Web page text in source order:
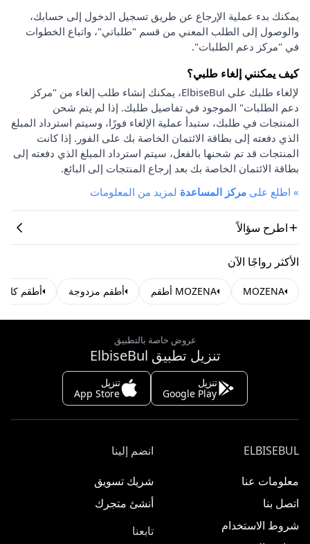
يمكنك بدء عملية الإرجاع عن طريق تسجيل الدخول إلى حسابك،
والوصول إلى الطلب المعني من قسم "طلباتي"، واتباع الخطوات
في "مركز دعم الطلبات".
كيف يمكنني إلغاء طلبي؟
لإلغاء طلبك على ElbiseBul، يمكنك إنشاء طلب إلغاء من "مركز
دعم الطلبات" الموجود في تفاصيل طلبك. إذا لم يتم شحن
المنتجات في طلبك، ستبدأ عملية الإلغاء فورًا، وسيتم استرداد المبلغ
الذي دفعته إلى بطاقة الائتمان الخاصة بك على الفور. إذا كانت
المنتجات قد تم شحنها بالفعل، سيتم استرداد المبلغ الذي دفعته إلى
بطاقة الائتمان الخاصة بك بعد إرجاع المنتجات إلى البائع.
» اطلع على مركز المساعدة لمزيد من المعلومات
اطرح سؤالاً
الأكثر رواجًا الآن
MOZENA MOZENA أطقم أطقم مزدوجة أطقم
عروض خاصة بالتطبيق
تنزيل تطبيق ElbiseBul
تنزيل
Google Play
تنزيل
App Store
ELBISEBUL
معلومات عنا
اتصل بنا
شروط الاستخدام
انضم إلينا
شريك تسويق
أنشئ متجرك
تابعنا